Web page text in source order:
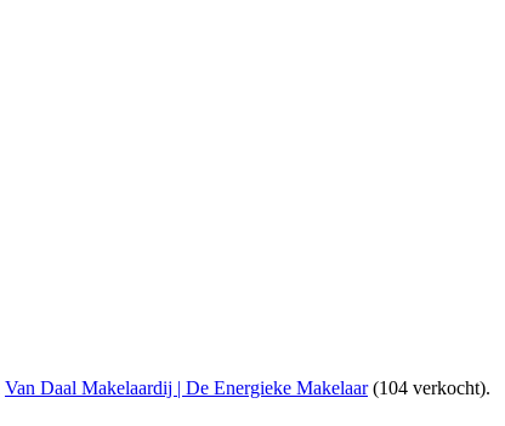
Van Daal Makelaardij | De Energieke Makelaar(104 verkocht).